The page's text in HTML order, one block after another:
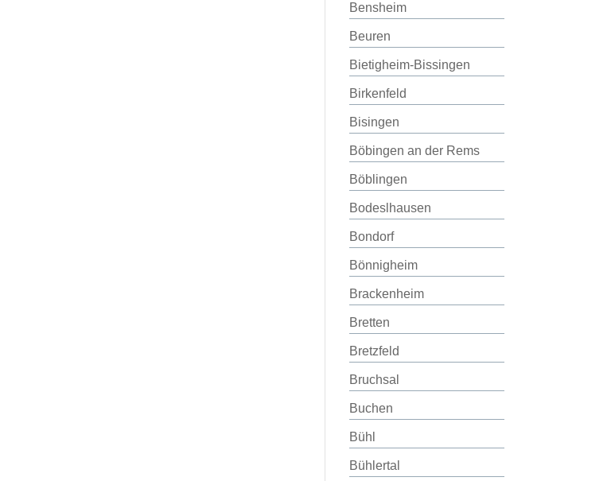
Bensheim
Beuren
Bietigheim-Bissingen
Birkenfeld
Bisingen
Böbingen an der Rems
Böblingen
Bodeslhausen
Bondorf
Bönnigheim
Brackenheim
Bretten
Bretzfeld
Bruchsal
Buchen
Bühl
Bühlertal